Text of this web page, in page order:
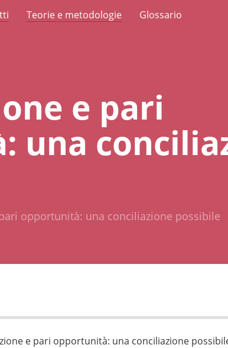
Teorie e metodologie Glossario
e pari
una
opportunità: una conciliazione possibile
e pari opportunità: una conciliazione